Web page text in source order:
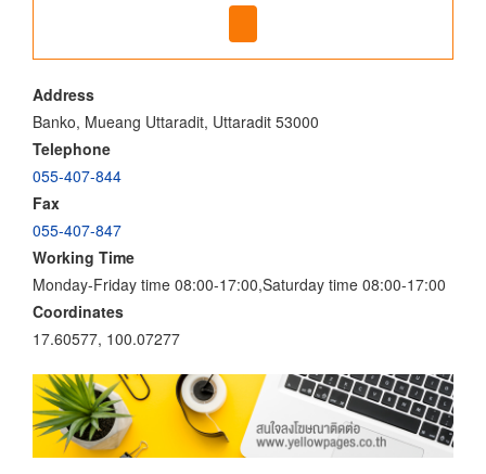
Address
Banko, Mueang Uttaradit, Uttaradit 53000
Telephone
055-407-844
Fax
055-407-847
Working Time
Monday-Friday time 08:00-17:00,Saturday time 08:00-17:00
Coordinates
17.60577, 100.07277